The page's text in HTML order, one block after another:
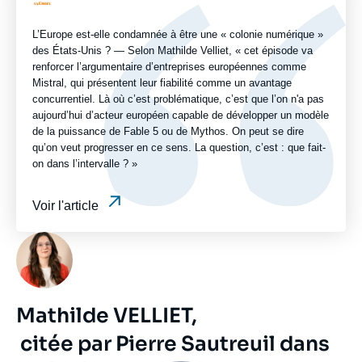
L’Europe est-elle condamnée à être une « colonie numérique »
des États-Unis ? — Selon Mathilde Velliet, « cet épisode va
renforcer l’argumentaire d’entreprises européennes comme
Mistral, qui présentent leur fiabilité comme un avantage
concurrentiel. Là où c’est problématique, c’est que l’on n'a pas
aujourd’hui d’acteur européen capable de développer un modèle
de la puissance de Fable 5 ou de Mythos. On peut se dire
qu’on veut progresser en ce sens. La question, c’est : que fait-
on dans l’intervalle ? »
Voir l'article
Photo
Mathilde VELLIET,
citée par Pierre Sautreuil dans